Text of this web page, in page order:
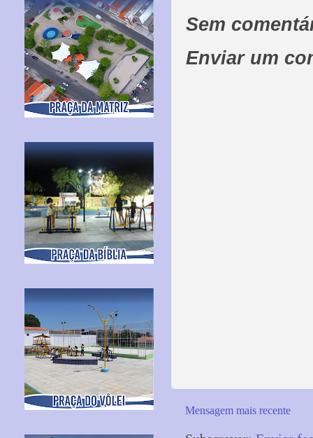
Sem
Enviar um
Mensagem mais recente